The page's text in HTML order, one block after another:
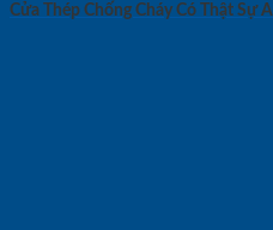
Cửa Thép Chống Cháy Có Thật Sự